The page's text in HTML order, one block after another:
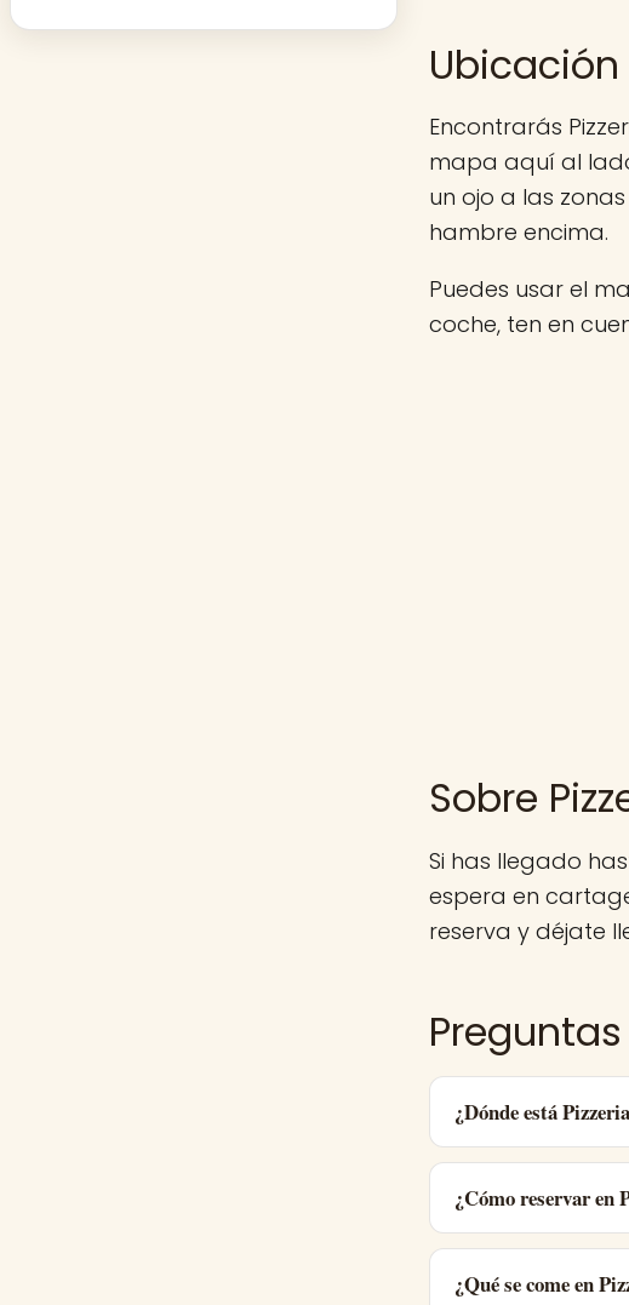
Encontrarás
mapa aquí al
un ojo a las
hambre encima.
Puedes usar el
coche, ten en
Sobre
Si has llegado
espera en
reserva y déjate
¿Dónde está
¿Cómo reservar en
¿Qué se come en